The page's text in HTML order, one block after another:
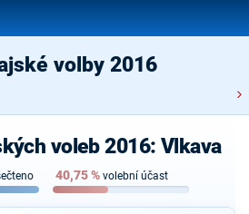
volby 2016
voleb 2016: Vlkava
40,75% volební účast